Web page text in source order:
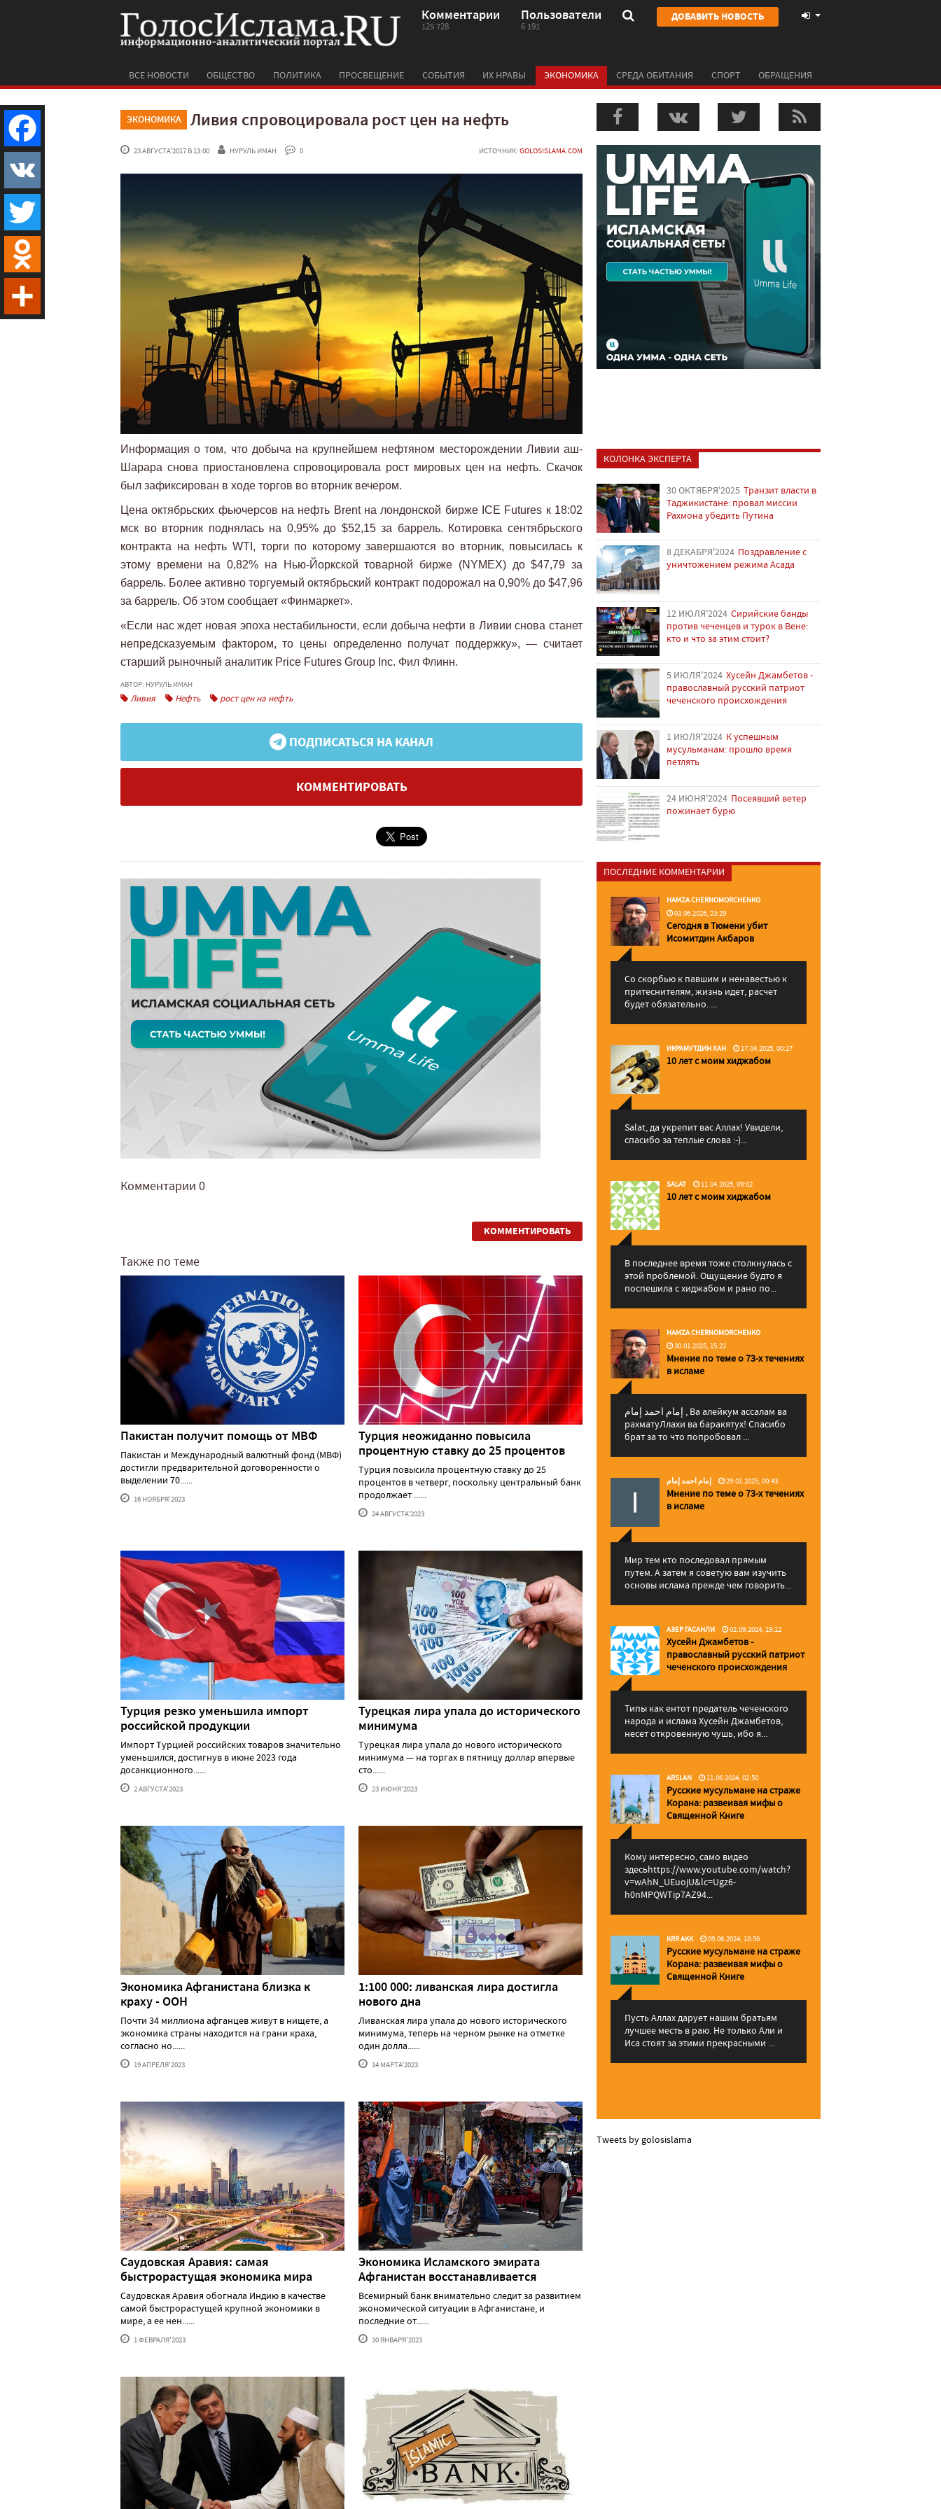
Комментарии
125 728
Пользователи
6 191
ДОБАВИТЬ НОВОСТЬ
ВСЕ НОВОСТИ ОБЩЕСТВО ПОЛИТИКА ПРОСВЕЩЕНИЕ СОБЫТИЯ ИХ НРАВЫ ЭКОНОМИКА СРЕДА ОБИТАНИЯ СПОРТ ОБРАЩЕНИЯ
ЭКОНОМИКА Ливия спровоцировала рост цен на нефть
23 АВГУСТА'2017 В 13:00 НУРУЛЬ ИМАН 0 ИСТОЧНИК: GOLOSISLAMA.COM
Информация о том, что добыча на крупнейшем нефтяном месторождении Ливии аш-
Шарара снова приостановлена спровоцировала рост мировых цен на нефть. Скачок
был зафиксирован в ходе торгов во вторник вечером.
Цена октябрьских фьючерсов на нефть Brent на лондонской бирже ICE Futures к 18:02
мск во вторник поднялась на 0,95% до $52,15 за баррель. Котировка сентябрьского
контракта на нефть WTI, торги по которому завершаются во вторник, повысилась к
этому времени на 0,82% на Нью-Йоркской товарной бирже (NYMEX) до $47,79 за
баррель. Более активно торгуемый октябрьский контракт подорожал на 0,90% до $47,96
за баррель. Об этом сообщает «Финмаркет».
«Если нас ждет новая эпоха нестабильности, если добыча нефти в Ливии снова станет
непредсказуемым фактором, то цены определенно получат поддержку», — считает
старший рыночный аналитик Price Futures Group Inc. Фил Флинн.
АВТОР: НУРУЛЬ ИМАН
Ливия Нефть рост цен на нефть
ПОДПИСАТЬСЯ НА КАНАЛ
КОММЕНТИРОВАТЬ
Комментарии 0
КОММЕНТИРОВАТЬ
Также по теме
Пакистан получит помощь от МВФ
Пакистан и Международный валютный фонд (МВФ)
достигли предварительной договоренности о
выделении 70......
16 НОЯБРЯ'2023
Турция неожиданно повысила
процентную ставку до 25 процентов
Турция повысила процентную ставку до 25
процентов в четверг, поскольку центральный банк
продолжает ......
24 АВГУСТА'2023
Турция резко уменьшила импорт
российской продукции
Импорт Турцией российских товаров значительно
уменьшился, достигнув в июне 2023 года
досанкционного......
2 АВГУСТА'2023
Турецкая лира упала до исторического
минимума
Турецкая лира упала до нового исторического
минимума — на торгах в пятницу доллар впервые
сто......
23 ИЮНЯ'2023
Экономика Афганистана близка к
краху - ООН
Почти 34 миллиона афганцев живут в нищете, а
экономика страны находится на грани краха,
согласно но......
19 АПРЕЛЯ'2023
1:100 000: ливанская лира достигла
нового дна
Ливанская лира упала до нового исторического
минимума, теперь на черном рынке на отметке
один долла......
14 МАРТА'2023
Саудовская Аравия: самая
быстрорастущая экономика мира
Саудовская Аравия обогнала Индию в качестве
самой быстрорастущей крупной экономики в
мире, а ее нен......
1 ФЕВРАЛЯ'2023
Экономика Исламского эмирата
Афганистан восстанавливается
Всемирный банк внимательно следит за развитием
экономической ситуации в Афганистане, и
последние от......
30 ЯНВАРЯ'2023
КОЛОНКА ЭКСПЕРТА
30 ОКТЯБРЯ'2025 Транзит власти в
Таджикистане: провал миссии
Рахмона убедить Путина
8 ДЕКАБРЯ'2024 Поздравление с
уничтожением режима Асада
12 ИЮЛЯ'2024 Сирийские банды
против чеченцев и турок в Вене:
кто и что за этим стоит?
5 ИЮЛЯ'2024 Хусейн Джамбетов -
православный русский патриот
чеченского происхождения
1 ИЮЛЯ'2024 К успешным
мусульманам: прошло время
петлять
24 ИЮНЯ'2024 Посеявший ветер
пожинает бурю
ПОСЛЕДНИЕ КОММЕНТАРИИ
HAMZA CHERNOMORCHENKO
03.06.2026, 23:29
Сегодня в Тюмени убит
Исомитдин Акбаров
Со скорбью к павшим и ненавестью к
притеснителям, жизнь идет, расчет
будет обязательно. ...
ИКРАМУТДИН ХАН 17.04.2025, 00:27
10 лет с моим хиджабом
Salat, да укрепит вас Аллаx! Увидели,
спасибо за теплые слова :-)...
SALAT 11.04.2025, 09:02
10 лет с моим хиджабом
В последнее время тоже столкнулась с
этой проблемой. Ощущение будто я
поспешила с хиджабом и рано по...
HAMZA CHERNOMORCHENKO
30.01.2025, 15:22
Мнение по теме о 73-х течениях
в исламе
إمام احمد إمام , Ва алейкум ассалам ва
рахматуЛлахи ва баракятух! Спасибо
брат за то что попробовал ...
إمام احمد إمام 29.01.2025, 00:43
Мнение по теме о 73-х течениях
в исламе
Мир тем кто последовал прямым
путем. А затем я советую вам изучить
основы ислама прежде чем говорить...
АЗЕР ГАСАНЛИ 02.09.2024, 19:12
Хусейн Джамбетов -
православный русский патриот
чеченского происхождения
Типы как ентот предатель чеченского
народа и ислама Хусейн Джамбетов,
несет откровенную чушь, ибо я...
ARSLAN 11.06.2024, 02:50
Русские мусульмане на страже
Корана: pазвеивая мифы о
Священной Книге
Кому интересно, само видео
здесьhttps://www.youtube.com/watch?
v=wAhN_UEuojU&lc=Ugz6-
h0nMPQWTip7AZ94...
KRR AKK 09.06.2024, 18:56
Русские мусульмане на страже
Корана: pазвеивая мифы о
Священной Книге
Пусть Аллах дарует нашим братьям
лучшее месть в раю. Не только Али и
Иса стоят за этими прекрасными ...
Tweets by golosislama
Facebook
VK
Twitter
Odnoklassniki